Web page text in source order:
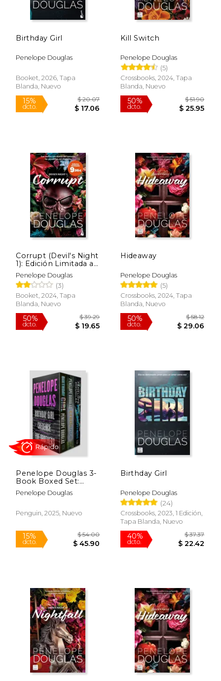
15% 15%
15% $ 19.00
Rápido Rápido
Birthday Girl
Penelope Douglas
Booket, 2026, Tapa
Blanda, Nuevo
dcto.
Kill Switch
Penelope Douglas
(5)
Crossbooks, 2024, Tapa
Blanda, Nuevo
50%
dcto. $
Corrupt (Devil's Night
1): Edición Limitada a
Precio Especial
Penelope Douglas
(3)
Booket, 2024, Tapa
Blanda, Nuevo
Hideaway
Penelope Douglas
(5)
Crossbooks, 2024, Tapa
Blanda, Nuevo
Penelope Douglas 3-
Book Boxed Set:
Birthday Girl,
Credence, and Five
Penelope Douglas
Penguin, 2025, Nuevo
Birthday Girl
Penelope Douglas
(24)
Crossbooks, 2023, 1 Edición,
Tapa Blanda, Nuevo